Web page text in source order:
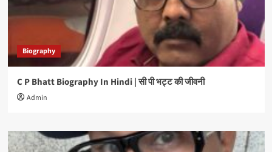
Biography
C P Bhatt Biography In Hindi | सी पी भट्ट की जीवनी
Admin